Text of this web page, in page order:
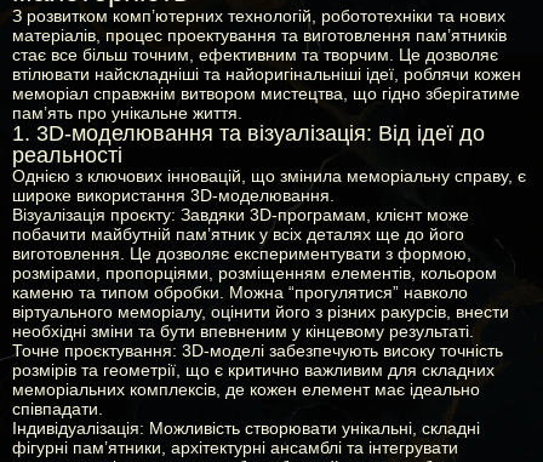
З розвитком комп’ютерних технологій, робототехніки та нових
матеріалів, процес проектування та виготовлення пам’ятників
стає все більш точним, ефективним та творчим. Це дозволяє
втілювати найскладніші та найоригінальніші ідеї, роблячи кожен
меморіал справжнім витвором мистецтва, що гідно зберігатиме
пам’ять про унікальне життя.
1. 3D-моделювання та візуалізація: Від ідеї до
реальності
Однією з ключових інновацій, що змінила меморіальну справу, є
широке використання 3D-моделювання.
Візуалізація проєкту: Завдяки 3D-програмам, клієнт може
побачити майбутній пам’ятник у всіх деталях ще до його
виготовлення. Це дозволяє експериментувати з формою,
розмірами, пропорціями, розміщенням елементів, кольором
каменю та типом обробки. Можна “прогулятися” навколо
віртуального меморіалу, оцінити його з різних ракурсів, внести
необхідні зміни та бути впевненим у кінцевому результаті.
Точне проєктування: 3D-моделі забезпечують високу точність
розмірів та геометрії, що є критично важливим для складних
меморіальних комплексів, де кожен елемент має ідеально
співпадати.
Індивідуалізація: Можливість створювати унікальні, складні
фігурні пам’ятники, архітектурні ансамблі та інтегрувати